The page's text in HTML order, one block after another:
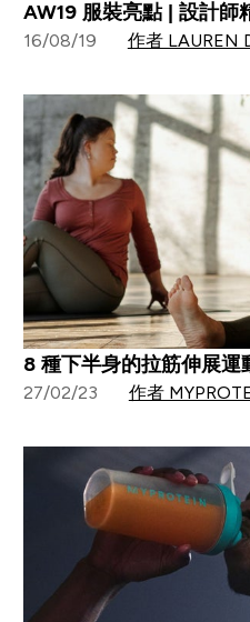
AW19 服裝亮點 | 設計師
16/08/19 作者 LAUREN
8 種下半身的拉筋伸展運
27/02/23 作者